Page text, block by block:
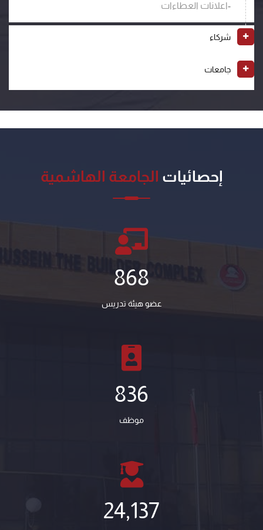
-اعلانات العطاءات
شركاء
جامعات
إحصائيات الجامعة الهاشمية
868
عضو هيئة تدريس
836
موظف
24,137